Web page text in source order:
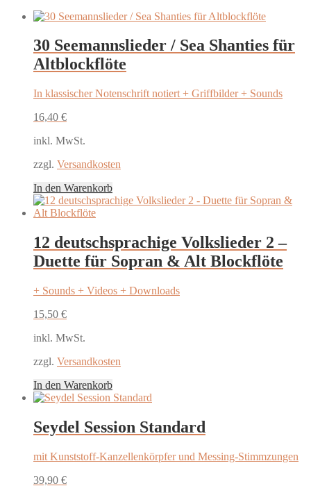
30 Seemannslieder / Sea Shanties für
Altblockflöte
In klassischer Notenschrift notiert + Griffbilder + Sounds
16,40 €
inkl. MwSt.
zzgl. Versandkosten
In den Warenkorb
12 deutschsprachige Volkslieder 2 –
Duette für Sopran & Alt Blockflöte
+ Sounds + Videos + Downloads
15,50 €
inkl. MwSt.
zzgl. Versandkosten
In den Warenkorb
Seydel Session Standard
mit Kunststoff-Kanzellenkörpfer und Messing-Stimmzungen
39,90 €